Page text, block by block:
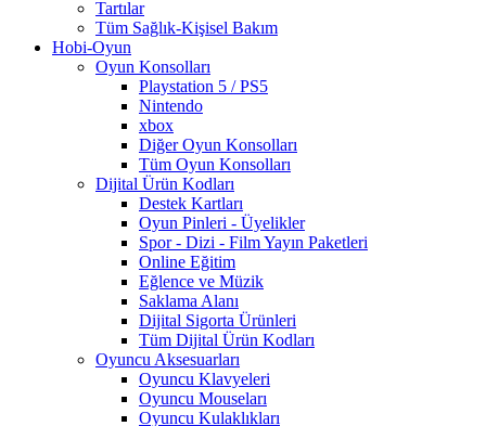
Tartılar
Tüm Sağlık-Kişisel Bakım
Hobi-Oyun
Oyun Konsolları
Playstation 5 / PS5
Nintendo
xbox
Diğer Oyun Konsolları
Tüm Oyun Konsolları
Dijital Ürün Kodları
Destek Kartları
Oyun Pinleri - Üyelikler
Spor - Dizi - Film Yayın Paketleri
Online Eğitim
Eğlence ve Müzik
Saklama Alanı
Dijital Sigorta Ürünleri
Tüm Dijital Ürün Kodları
Oyuncu Aksesuarları
Oyuncu Klavyeleri
Oyuncu Mouseları
Oyuncu Kulaklıkları